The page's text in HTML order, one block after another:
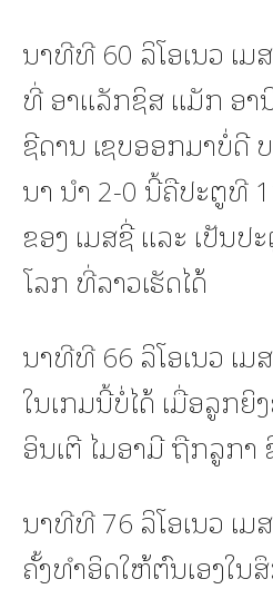
ນາທີທີ 60 ລິໂອເນວ ເ
ທີ່ ອາແລັກຊິສ ແມັກ ອາ
ຊີດານ ເຊບອອກມາບໍ່ດີ ບ
ນາ ນຳ 2-0 ນີ້ຄືປະຕູທີ
ຂອງ ເມສຊີ່ ແລະ ເປັນ
ໂລກ ທີ່ລາວເຮັດໄດ້
ນາທີທີ 66 ລິໂອເນວ ເ
ໃນເກມນີ້ບໍ່ໄດ້ ເມື່ອລູກຍິ
ອິນເຕີ ໄມອາມີ ຖືກລູກາ
ນາທີທີ 76 ລິໂອເນວ ເ
ຄັ້ງທຳອິດໃຫ້ຕົນເອງໃນ